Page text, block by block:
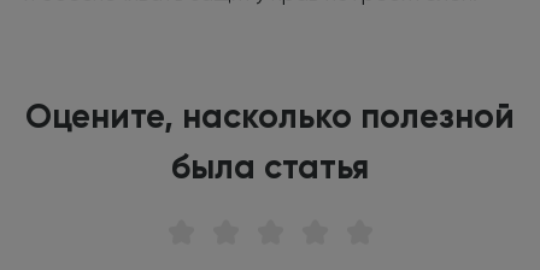
Оцените, насколько полезной
была статья